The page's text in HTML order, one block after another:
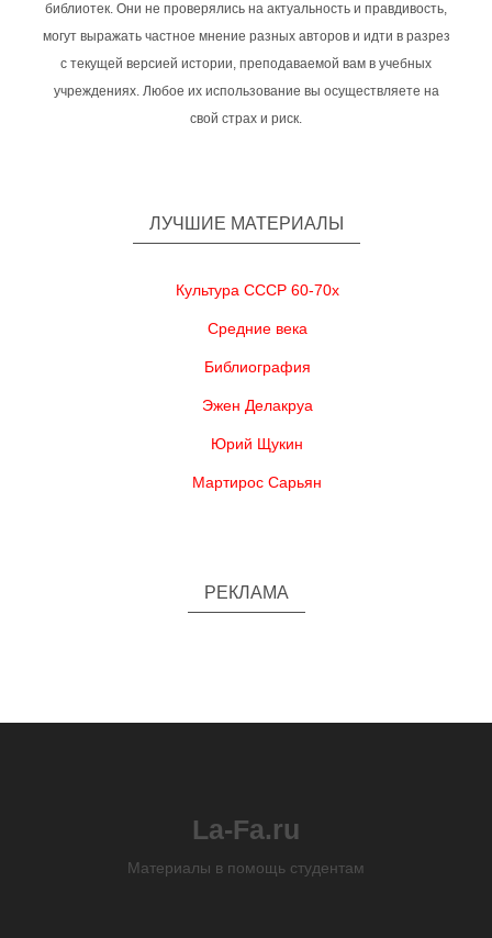
библиотек. Они не проверялись на актуальность и правдивость,
могут выражать частное мнение разных авторов и идти в разрез
с текущей версией истории, преподаваемой вам в учебных
учреждениях. Любое их использование вы осуществляете на
свой страх и риск.
ЛУЧШИЕ МАТЕРИАЛЫ
Культура СССР 60-70х
Средние века
Библиография
Эжен Делакруа
Юрий Щукин
Мартирос Сарьян
РЕКЛАМА
La-Fa.ru
Материалы в помощь студентам